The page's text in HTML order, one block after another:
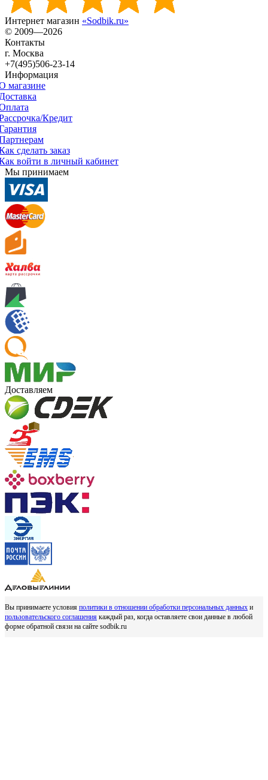
Интернет магазин «Sodbik.ru»
© 2009—2026
Контакты
г. Москва
+7(495)506-23-14
Информация
магазине
Кредит
сделать заказ
войти в личный кабинет
Мы принимаем
Доставляем
Вы принимаете условия политики в отношении обработки персональных данных и
пользовательского соглашения каждый раз, когда оставляете свои данные в любой
форме обратной связи на сайте sodbik.ru